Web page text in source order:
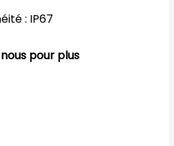
: IP67
pour plus